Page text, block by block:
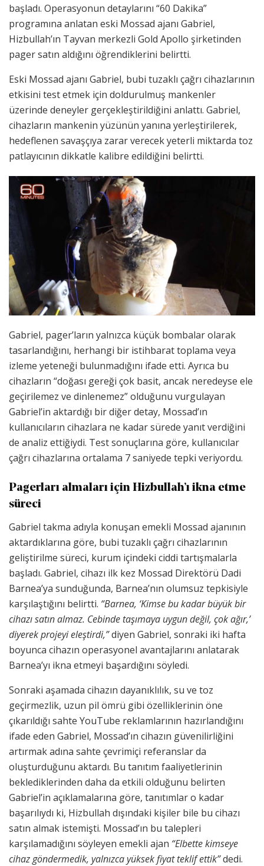
başladı. Operasyonun detaylarını “60 Dakika”
programına anlatan eski Mossad ajanı Gabriel,
Hizbullah’ın Tayvan merkezli Gold Apollo şirketinden
pager satın aldığını öğrendiklerini belirtti.
Eski Mossad ajanı Gabriel, bubi tuzaklı çağrı cihazlarının
etkisini test etmek için doldurulmuş mankenler
üzerinde deneyler gerçekleştirildiğini anlattı. Gabriel,
cihazların mankenin yüzünün yanına yerleştirilerek,
hedeflenen savaşçıya zarar verecek yeterli miktarda toz
patlayıcının dikkatle kalibre edildiğini belirtti.
Gabriel, pager’ların yalnızca küçük bombalar olarak
tasarlandığını, herhangi bir istihbarat toplama veya
izleme yeteneği bulunmadığını ifade etti. Ayrıca bu
cihazların “doğası gereği çok basit, ancak neredeyse ele
geçirilemez ve dinlenemez” olduğunu vurgulayan
Gabriel’in aktardığı bir diğer detay, Mossad’ın
kullanıcıların cihazlara ne kadar sürede yanıt verdiğini
de analiz ettiğiydi. Test sonuçlarına göre, kullanıcılar
çağrı cihazlarına ortalama 7 saniyede tepki veriyordu.
Pagerları almaları için Hizbullah’ı ikna etme
süreci
Gabriel takma adıyla konuşan emekli Mossad ajanının
aktardıklarına göre, bubi tuzaklı çağrı cihazlarının
geliştirilme süreci, kurum içindeki ciddi tartışmalarla
başladı. Gabriel, cihazı ilk kez Mossad Direktörü Dadi
Barnea’ya sunduğunda, Barnea’nın olumsuz tepkisiyle
karşılaştığını belirtti. “Barnea, ‘Kimse bu kadar büyük bir
cihazı satın almaz. Cebinde taşımaya uygun değil, çok ağır,’
diyerek projeyi eleştirdi,”diyen Gabriel, sonraki iki hafta
boyunca cihazın operasyonel avantajlarını anlatarak
Barnea’yı ikna etmeyi başardığını söyledi.
Sonraki aşamada cihazın dayanıklılık, su ve toz
geçirmezlik, uzun pil ömrü gibi özelliklerinin öne
çıkarıldığı sahte YouTube reklamlarının hazırlandığını
ifade eden Gabriel, Mossad’ın cihazın güvenilirliğini
artırmak adına sahte çevrimiçi referanslar da
oluşturduğunu aktardı. Bu tanıtım faaliyetlerinin
beklediklerinden daha da etkili olduğunu belirten
Gabriel’in açıklamalarına göre, tanıtımlar o kadar
başarılıydı ki, Hizbullah dışındaki kişiler bile bu cihazı
satın almak istemişti. Mossad’ın bu talepleri
karşılamadığını söyleyen emekli ajan “Elbette kimseye
cihaz göndermedik, yalnızca yüksek fiyat teklif ettik”dedi.